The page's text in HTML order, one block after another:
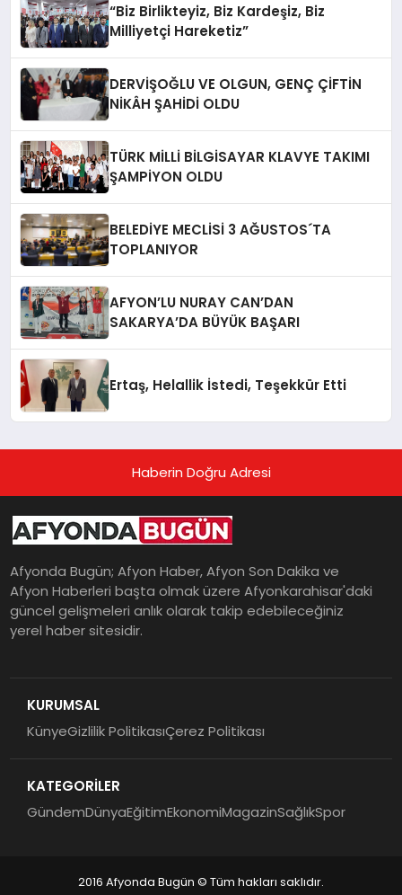
“Biz Birlikteyiz, Biz Kardeşiz, Biz
Milliyetçi Hareketiz”
DERVİŞOĞLU VE OLGUN, GENÇ ÇİFTİN
NİKÂH ŞAHİDİ OLDU
TÜRK MİLLİ BİLGİSAYAR KLAVYE TAKIMI
ŞAMPİYON OLDU
BELEDİYE MECLİSİ 3 AĞUSTOS´TA
TOPLANIYOR
AFYON’LU NURAY CAN’DAN
SAKARYA’DA BÜYÜK BAŞARI
Ertaş, Helallik İstedi, Teşekkür Etti
Haberin Doğru Adresi
Afyonda Bugün; Afyon Haber, Afyon Son Dakika ve
Afyon Haberleri başta olmak üzere Afyonkarahisar'daki
güncel gelişmeleri anlık olarak takip edebileceğiniz
yerel haber sitesidir.
KURUMSAL
KünyeGizlilik PolitikasıÇerez Politikası
KATEGORİLER
GündemDünyaEğitimEkonomiMagazinSağlıkSpor
2016 Afyonda Bugün © Tüm hakları saklıdır.